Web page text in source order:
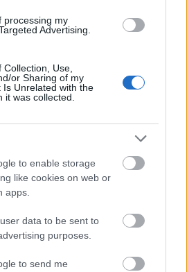
processing my
Advertising.
Use,
or Sharing of my
Is Unrelated with the
it was collected.
to enable storage
like cookies on web or
apps.
data to be sent to
purposes.
to send me
következő évadra az egri
amely ebben az évadban